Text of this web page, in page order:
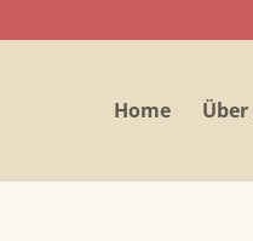
Home